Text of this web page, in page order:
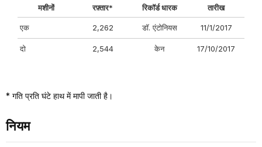
मशीनों रफ़्तार* रिकॉर्ड धारक तारीख
एक 2,262 डॉ. एंटोनियस 11/1/2017
दो 2,544 केन 17/10/2017
* गति प्रति घंटे हाथ में मापी जाती है।
नियम